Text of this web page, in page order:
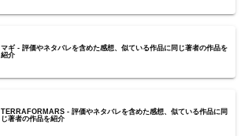
マギ - 評価やネタバレを含めた感想、似ている作品に同じ著者の作品を
紹介
TERRAFORMARS - 評価やネタバレを含めた感想、似ている作品に同
じ著者の作品を紹介